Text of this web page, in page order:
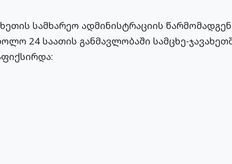
სამხარეო ადმინისტრაციის
ბოლო 24 საათის განმავლობაში სამცხე-